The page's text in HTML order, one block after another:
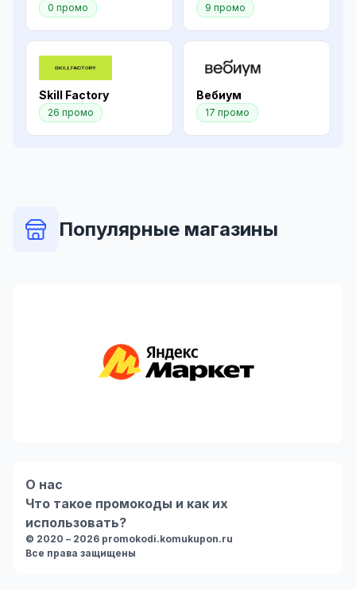
0 промо 9 промо
Skill Factory
26 промо
Вебиум
17 промо
Популярные магазины
О нас
Что такое промокоды и как их
использовать?
© 2020 – 2026 promokodi.komukupon.ru
Все права защищены